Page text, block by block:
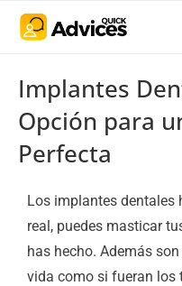
Implantes
Opción para
Perfecta
Los implantes dentales
real, puedes masticar
has hecho. Además
vida como si fueran los